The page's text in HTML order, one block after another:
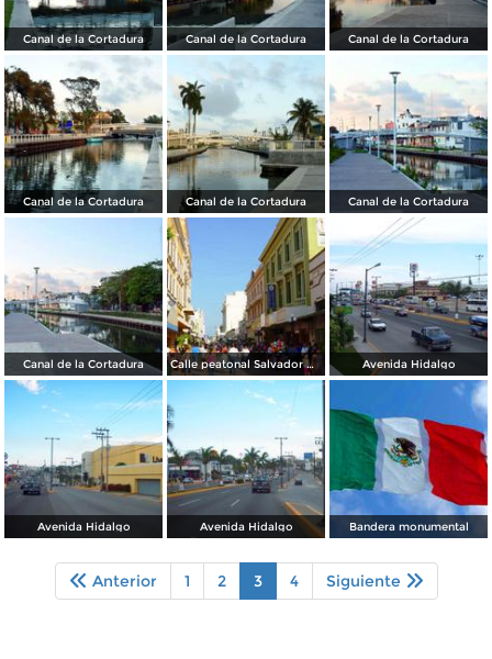
Canal de la Cortadura Canal de la Cortadura Canal de la Cortadura
Canal de la Cortadura Canal de la Cortadura Canal de la Cortadura
Canal de la Cortadura Calle peatonal Salvador Díaz Mirón Avenida Hidalgo
Avenida Hidalgo Avenida Hidalgo Bandera monumental
Anterior 1 2 3 4 Siguiente